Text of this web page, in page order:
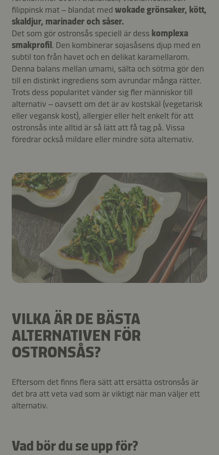
filippinsk mat – blandat med wokade grönsaker, kött,
skaldjur, marinader och såser.
Det som gör ostronsås speciell är dess komplexa
smakprofil . Den kombinerar sojasåsens djup med en
subtil ton från havet och en delikat karamellarom.
Denna balans mellan umami, sälta och sötma gör den
till en distinkt ingrediens som avrundar många rätter.
Trots dess popularitet vänder sig fler människor till
alternativ – oavsett om det är av kostskäl (vegetarisk
eller vegansk kost), allergier eller helt enkelt för att
ostronsås inte alltid är så lätt att få tag på. Vissa
föredrar också mildare eller mindre söta alternativ.
VILKA ÄR DE BÄSTA
ALTERNATIVEN FÖR
OSTRONSÅS?
Eftersom det finns flera sätt att ersätta ostronsås är
det bra att veta vad som är viktigt när man väljer ett
alternativ.
Vad bör du se upp för?